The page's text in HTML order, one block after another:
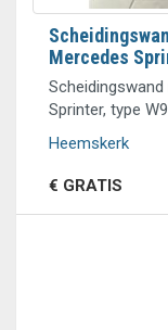
Mercedes
Sprinter, type
Heemskerk
€ GRATIS